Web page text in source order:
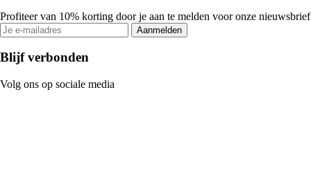
Profiteer van 10% korting door je aan te melden voor onze nieuwsbrief
Aanmelden
Blijf verbonden
Volg ons op sociale media